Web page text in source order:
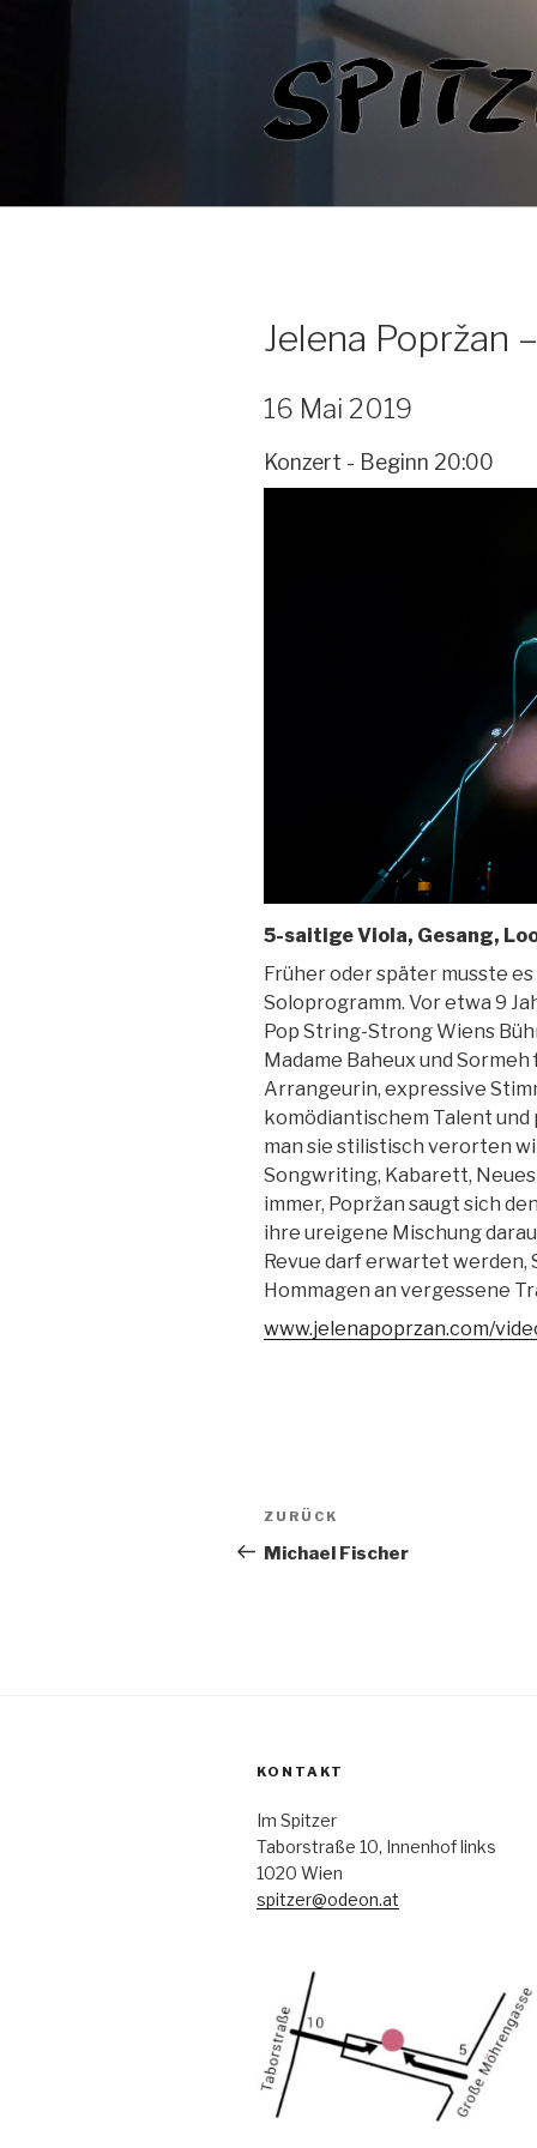
Jelena Popržan
16 Mai 2019
Konzert - Beginn 20:00
5-saitige Viola, Gesang,
Früher oder später musste
Soloprogramm. Vor etwa 9
Pop String-Strong Wiens
Madame Baheux und
Arrangeurin, expressive
komödiantischem Talent
man sie stilistisch verorten
Songwriting, Kabarett, Neues
immer, Popržan saugt sich
ihre ureigene Mischung
Revue darf erwartet werden,
Hommagen an vergessene
www.jelenapoprzan.com/
Beitragsnavigation
Vorheriger
Beitrag
ZURÜCK
Michael Fischer
KONTAKT
Im Spitzer
Taborstraße 10, Innenhof links
1020 Wien
spitzer@odeon.at